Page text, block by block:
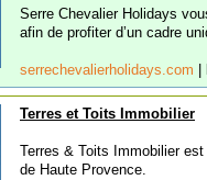
Serre Chevalier Holidays
afin de profiter d’un cadre
serrechevalierholidays.com
Terres et Toits Immobilier
Terres & Toits Immobilier
de Haute Provence.